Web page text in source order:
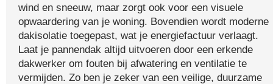
wind en sneeuw, maar zorgt ook voor een visuele
opwaardering van je woning. Bovendien wordt moderne
dakisolatie toegepast, wat je energiefactuur verlaagt.
Laat je pannendak altijd uitvoeren door een erkende
dakwerker om fouten bij afwatering en ventilatie te
vermijden. Zo ben je zeker van een veilige, duurzame